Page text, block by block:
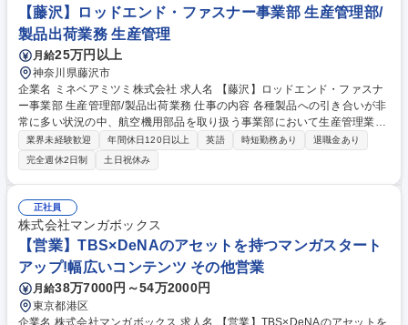
設の清掃、ホテル内の設備点検などの計画及び実行、その他付帯設備の点
検管理、駐車場内での車両誘導・管理、送迎ドライバーなど 募集職種 香
川：ことひら温泉 御宿 敷島館/ホテルスタッフ◆東証プライム上場企業
【藤沢】ロッドエンド・ファスナー事業部 生産管理部/
製品出荷業務 生産管理
月給25万円以上
神奈川県藤沢市
企業名 ミネベアミツミ株式会社 求人名 【藤沢】ロッドエンド・ファスナ
ー事業部 生産管理部/製品出荷業務 仕事の内容 各種製品への引き合いが非
常に多い状況の中、航空機用部品を取り扱う事業部において生産管理業務
を推進するため、ご対応頂ける方を募集いたします。 ■藤沢製造部門の製
品出荷業務：客先ごとに指定納品書を作成し出荷業務と出荷処理の対応 ■
防衛品年次契約品の出荷準備と証憑類作成：各年度ごとの防衛省契約アイ
テムの個装数量データ作成と月別の出荷品取りまとめ ■輸出製品の出荷対
応：海外向け出荷製品の発送手配、S/I作成などの業務対応 募集職種 【藤
沢】ロッドエンド・ファスナー事業部 生産管理部/製品出荷業務
業界未経験歓迎 年間休日120日以上 英語 時短勤務あり
退職金あり
完全週休2日制
土日祝休み
正社員
株式会社マンガボックス
【営業】TBS×DeNAのアセットを持つマンガスタート
アップ!幅広いコンテンツ その他営業
月給38万7000円～54万2000円
東京都港区
企業名 株式会社マンガボックス 求人名 【営業】TBS×DeNAのアセットを